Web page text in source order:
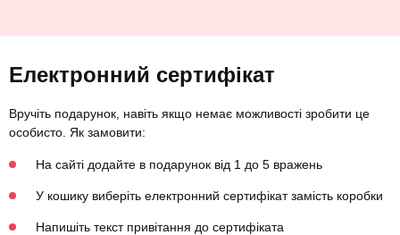
Електронний сертифікат
Вручіть подарунок, навіть якщо немає можливості зробити це
особисто. Як замовити:
На сайті додайте в подарунок від 1 до 5 вражень
У кошику виберіть електронний сертифікат замість коробки
Напишіть текст привітання до сертифіката